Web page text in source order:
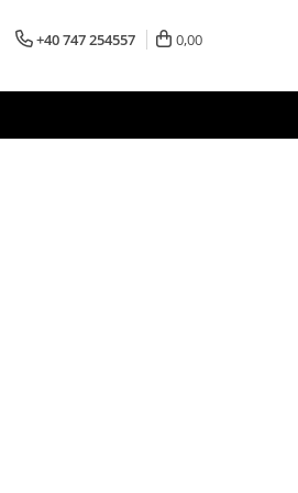
+40 747 254557 0,00